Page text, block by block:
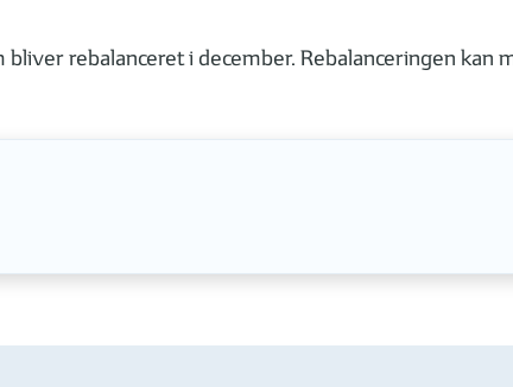
rebalanceret i december. Rebalanceringen